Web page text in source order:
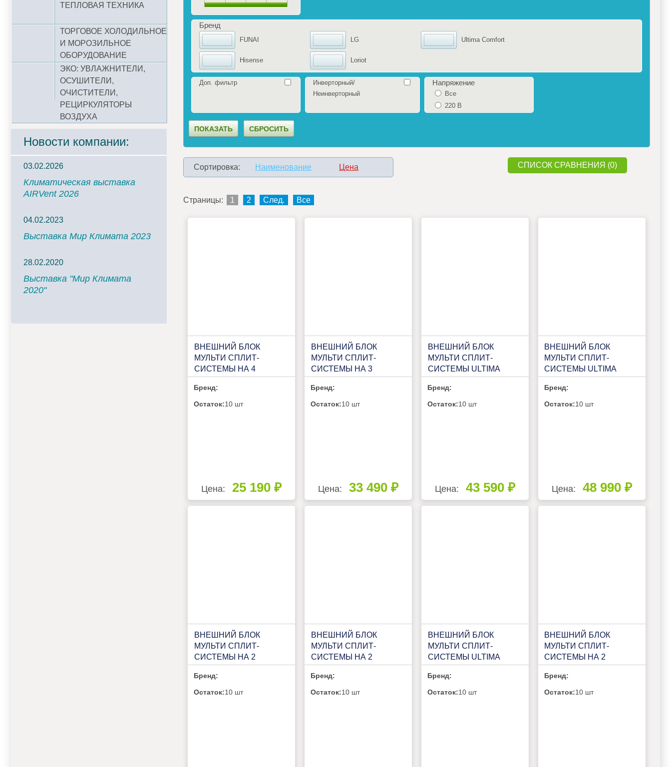
ТЕПЛОВАЯ ТЕХНИКА
ТОРГОВОЕ ХОЛОДИЛЬНОЕ
И МОРОЗИЛЬНОЕ
ОБОРУДОВАНИЕ
ЭКО: УВЛАЖНИТЕЛИ,
ОСУШИТЕЛИ,
ОЧИСТИТЕЛИ,
РЕЦИРКУЛЯТОРЫ
ВОЗДУХА
Новости компании:
03.02.2026
Климатическая выставка
AIRVent 2026
04.02.2023
Выставка Мир Климата 2023
28.02.2020
Выставка "Мир Климата
2020"
Бренд
FUNAI
Hisense
LG
Loriot
Ultima Comfort
Доп. фильтр
Инверторный/
Неинверторный
Напряжение
Все
220 В
Сортировка: Наименование Цена СПИСОК СРАВНЕНИЯ (0)
Страницы: 1 2 След. Все
ВНЕШНИЙ БЛОК
МУЛЬТИ СПЛИТ-
СИСТЕМЫ НА 4
КОМНАТЫ FUNAI
KIRIGAMI FREE MATCH
RAM-I-4KG105HP.01/U
Бренд:
Остаток:10 шт
Цена: 25 190 ₽
ВНЕШНИЙ БЛОК
МУЛЬТИ СПЛИТ-
СИСТЕМЫ НА 3
КОМНАТЫ FUNAI
ORIGAMI KODO FREE
MATCH RAM-I-
Бренд:
Остаток:10 шт
Цена: 33 490 ₽
ВНЕШНИЙ БЛОК
МУЛЬТИ СПЛИТ-
СИСТЕМЫ ULTIMA
COMFORT ECLIPSE UC-
2FME14-OUT
Бренд:
Остаток:10 шт
Цена: 43 590 ₽
ВНЕШНИЙ БЛОК
МУЛЬТИ СПЛИТ-
СИСТЕМЫ ULTIMA
COMFORT ECLIPSE UC-
2FMA18-OUT
Бренд:
Остаток:10 шт
Цена: 48 990 ₽
ВНЕШНИЙ БЛОК
МУЛЬТИ СПЛИТ-
СИСТЕМЫ НА 2
КОМНАТЫ LORIOT
MULTI MATCH LAC-
14AIM-OUT
Бренд:
Остаток:10 шт
ВНЕШНИЙ БЛОК
МУЛЬТИ СПЛИТ-
СИСТЕМЫ НА 2
КОМНАТЫ LORIOT
MULTI MATCH LAC-
18AIM-OUT
Бренд:
Остаток:10 шт
ВНЕШНИЙ БЛОК
МУЛЬТИ СПЛИТ-
СИСТЕМЫ ULTIMA
COMFORT ECLIPSE UC-
3FMA24-OUT
Бренд:
Остаток:10 шт
ВНЕШНИЙ БЛОК
МУЛЬТИ СПЛИТ-
СИСТЕМЫ НА 2
КОМНАТЫ FUNAI
KIRIGAMI FREE MATCH
RAM-I-2KG40HP.01/U
Бренд:
Остаток:10 шт